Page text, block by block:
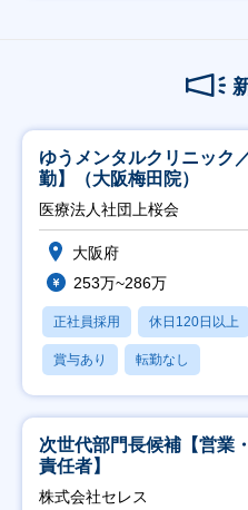
ゆうメンタルクリニック
勤】（大阪梅田院）
医療法人社団上桜会
大阪府
253万~286万
正社員採用 休日120日以上
賞与あり 転勤なし
次世代部門長候補【営業
責任者】
株式会社セレス